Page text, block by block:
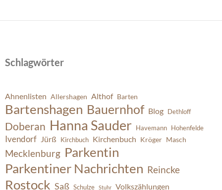
Schlagwörter
Ahnenlisten Allershagen Althof Barten
Bartenshagen Bauernhof Blog Dethloff
Doberan Hanna Sauder Havemann Hohenfelde
Ivendorf Jürß Kirchbuch Kirchenbuch Kröger Masch
Mecklenburg Parkentin
Parkentiner Nachrichten Reincke
Rostock Saß Schulze Stuhr Volkszählungen